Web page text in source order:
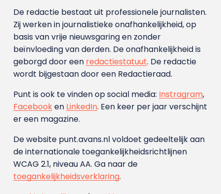
De redactie bestaat uit professionele journalisten.
Zij werken in journalistieke onafhankelijkheid, op
basis van vrije nieuwsgaring en zonder
beïnvloeding van derden. De onafhankelijkheid is
geborgd door een redactiestatuut. De redactie
wordt bijgestaan door een Redactieraad.
Punt is ook te vinden op social media: Instragram,
Facebooken LinkedIn. Een keer per jaar verschijnt
er een magazine.
De website punt.avans.nl voldoet gedeeltelijk aan
de internationale toegankelijkheidsrichtlijnen
WCAG 2.1, niveau AA. Ga naar de
toegankelijkheidsverklaring.